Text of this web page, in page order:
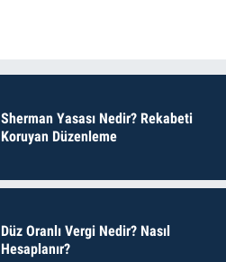
Sherman Yasası Nedir? Rekabeti
Koruyan Düzenleme
Düz Oranlı Vergi Nedir? Nasıl
Hesaplanır?